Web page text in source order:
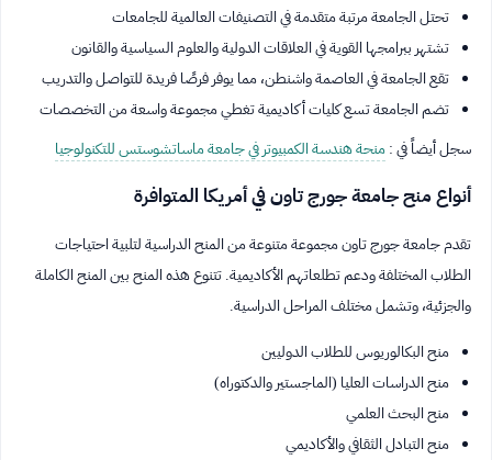
تحتل الجامعة مرتبة متقدمة في التصنيفات العالمية للجامعات
تشتهر ببرامجها القوية في العلاقات الدولية والعلوم السياسية والقانون
تقع الجامعة في العاصمة واشنطن، مما يوفر فرصًا فريدة للتواصل والتدريب
تضم الجامعة تسع كليات أكاديمية تغطي مجموعة واسعة من التخصصات
سجل أيضاً في :منحة هندسة الكمبيوتر في جامعة ماساتشوستس للتكنولوجيا
أنواع منح جامعة جورج تاون في أمريكا المتوافرة
تقدم جامعة جورج تاون مجموعة متنوعة من المنح الدراسية لتلبية احتياجات
الطلاب المختلفة ودعم تطلعاتهم الأكاديمية. تتنوع هذه المنح بين المنح الكاملة
والجزئية، وتشمل مختلف المراحل الدراسية.
منح البكالوريوس للطلاب الدوليين
منح الدراسات العليا (الماجستير والدكتوراه)
منح البحث العلمي
منح التبادل الثقافي والأكاديمي